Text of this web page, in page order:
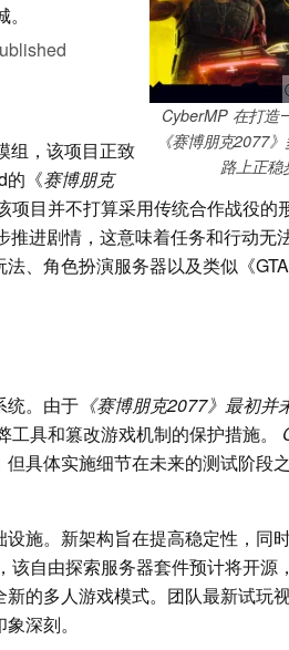
CyberMP 在打造
《赛博朋克2077
路上正稳
组，该项目正致
的《赛博朋克
目并不打算采用传统合作战役的形
进剧情，这意味着任务和行动无
、角色扮演服务器以及类似《GTA
统。由于 《赛博朋克2077》最初并
工具和篡改游戏机制的保护措施。
具体实施细节在未来的测试阶段
施。新架构旨在提高稳定性，同
自由探索服务器套件预计将开源
的多人游戏模式。团队最新试玩
深刻。